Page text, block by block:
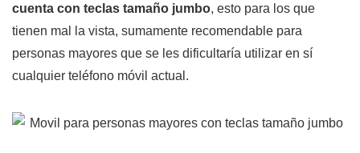
cuenta con teclas tamaño jumbo, esto para los que
tienen mal la vista, sumamente recomendable para
personas mayores que se les dificultaría utilizar en sí
cualquier teléfono móvil actual.